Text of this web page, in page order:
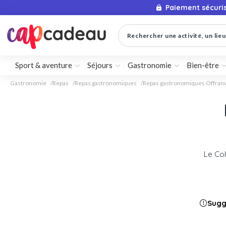
Paiement
Rechercher une activité, un
Sport & aventure Séjours Gastronomie Bien-être
Gastronomie Repas Repas gastronomiques Repas gastronomiques
Le